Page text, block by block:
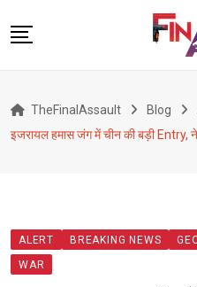
to
War
Alert
TheFinalAssault Blog
इजरायल हमास जंग में चीन की बड़ी Entry,
ALERT BREAKING NEWS
WAR